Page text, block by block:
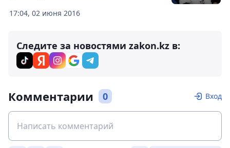
17:04, 02 июня 2016
Следите за новостями zakon.kz в:
Комментарии 0 Вход